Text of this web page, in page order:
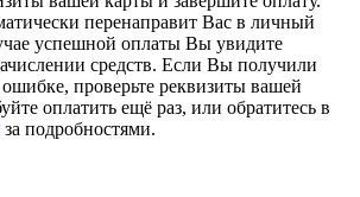
перенаправит Вас в личный
успешной оплаты Вы увидите
средств. Если Вы получили
проверьте реквизиты вашей
оплатить ещё раз, или обратитесь в
за подробностями.